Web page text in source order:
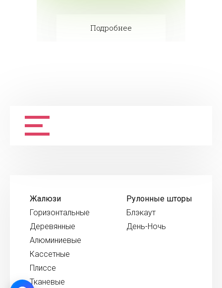
Подробнее
Жалюзи
Горизонтальные
Деревянные
Алюминиевые
Кассетные
Плиссе
Тканевые
Рулонные шторы
Блэкаут
День-Ночь